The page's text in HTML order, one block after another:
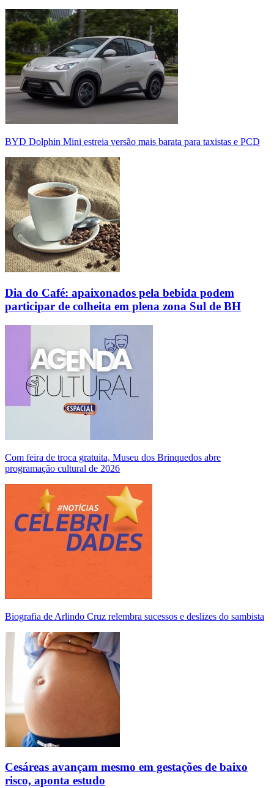
BYD Dolphin Mini estreia versão mais barata para taxistas e PCD
Dia do Café: apaixonados pela bebida podem
participar de colheita em plena zona Sul de BH
Com feira de troca gratuita, Museu dos Brinquedos abre
programação cultural de 2026
Biografia de Arlindo Cruz relembra sucessos e deslizes do sambista
Cesáreas avançam mesmo em gestações de baixo
risco, aponta estudo